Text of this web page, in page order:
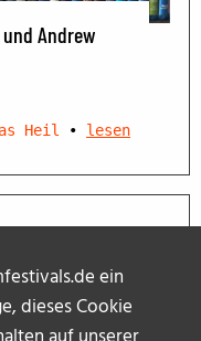
ein
dieses Cookie
und Andrew
Heil • lesen